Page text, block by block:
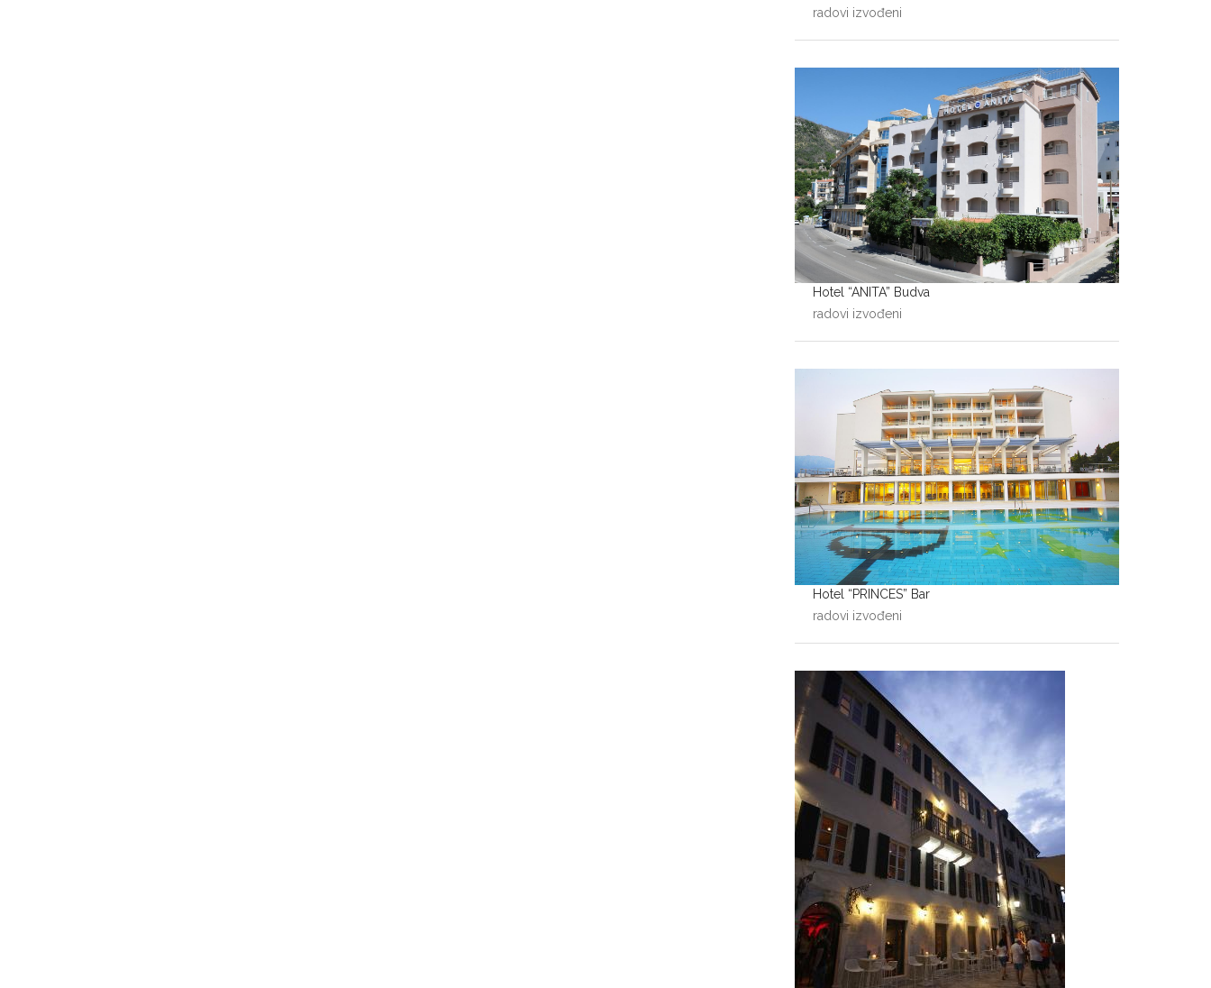
radovi izvođeni
Hotel “ANITA” Budva
radovi izvođeni
Hotel “PRINCES” Bar
radovi izvođeni